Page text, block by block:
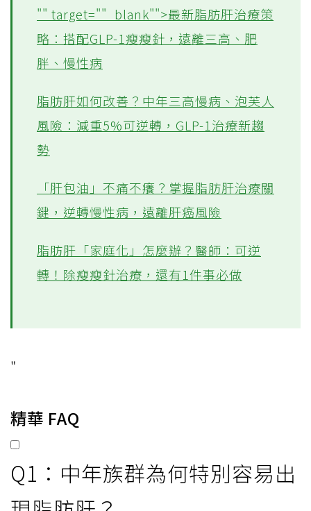
"" target=""_blank"">最新脂肪肝治療策
略：搭配GLP-1瘦瘦針，遠離三高、肥
胖、慢性病
脂肪肝如何改善？中年三高慢病、泡芙人
風險：減重5%可逆轉，GLP-1治療新趨
勢
「肝包油」不痛不癢？掌握脂肪肝治療關
鍵，逆轉慢性病，遠離肝癌風險
脂肪肝「家庭化」怎麼辦？醫師：可逆
轉！除瘦瘦針治療，還有1件事必做
"
精華 FAQ
Q1：中年族群為何特別容易出